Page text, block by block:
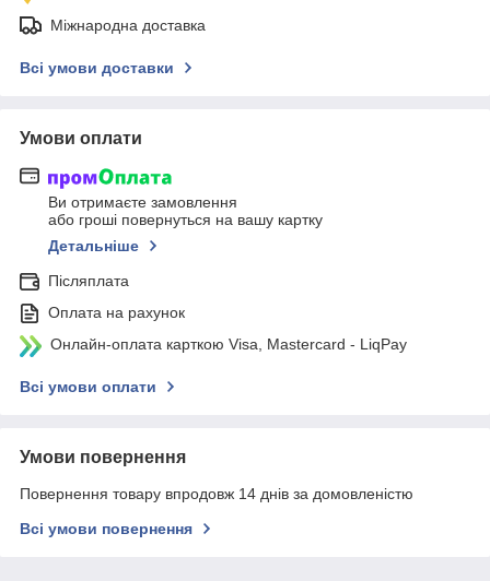
Міжнародна доставка
Всі умови доставки
Умови оплати
Ви отримаєте замовлення
або гроші повернуться на вашу картку
Детальніше
Післяплата
Оплата на рахунок
Онлайн-оплата карткою Visa, Mastercard - LiqPay
Всі умови оплати
Умови повернення
Повернення товару впродовж 14 днів за домовленістю
Всі умови повернення